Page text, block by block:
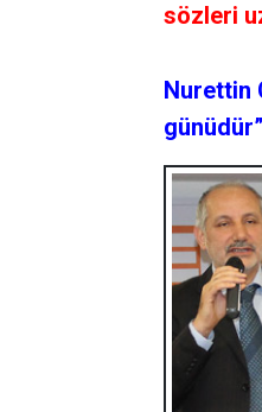
sözleri
Nurettin
günüdür”